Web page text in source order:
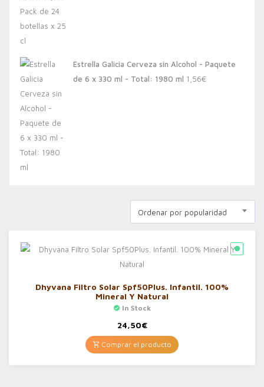
Estrella Galicia Cerveza sin Alcohol - Paquete
de 6 x 330 ml - Total: 1980 ml 1,56€
Ordenar por popularidad
Dhyvana Filtro Solar Spf50Plus. Infantil. 100%
Mineral Y Natural
In Stock
24,50€
Comprar el producto